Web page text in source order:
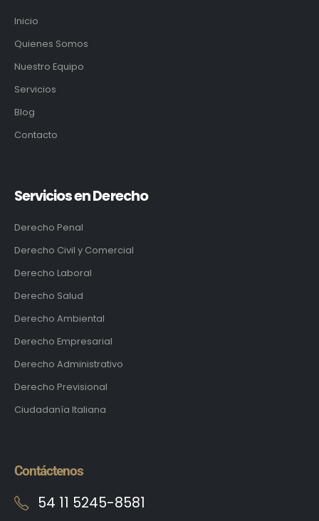
Inicio
Quienes Somos
Nuestro Equipo
Servicios
Blog
Contacto
Servicios en Derecho
Derecho Penal
Derecho Civil y Comercial
Derecho Laboral
Derecho Salud
Derecho Ambiental
Derecho Empresarial
Derecho Administrativo
Derecho Previsional
Ciudadanía Italiana
Contáctenos
54 11 5245-8581